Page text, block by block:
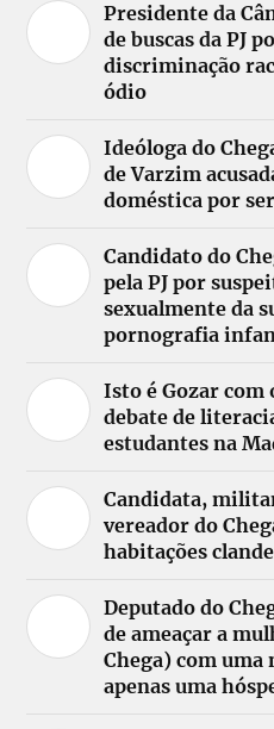
Presidente da
de buscas da PJ
discriminação
ódio
Ideóloga do
de Varzim
doméstica por
Candidato do
pela PJ por
sexualmente da
pornografia
Isto é Gozar com
debate de
estudantes na
Candidata,
vereador do
habitações
Deputado do
de ameaçar a
Chega) com uma
apenas uma